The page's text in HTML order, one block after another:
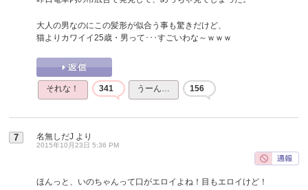
大人の男なのにこの髪形が似合う事も驚きだけど、
猫よりカワイイ25歳・男って･･･すごいわな～ｗｗｗ
それな！ 341 うーん… 156
7 名無しだJ より
2015年10月23日 5:36 PM
ほんっと、いのちゃんって口がエロイよね！目もエロイけど！